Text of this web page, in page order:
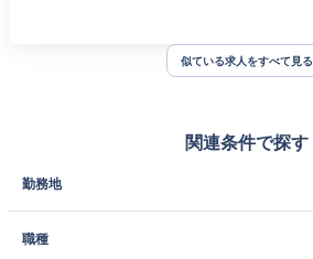
似ている求人をすべて見る
関連条件で探す
勤務地
職種